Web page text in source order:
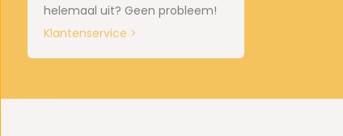
helemaal uit? Geen probleem!
Klantenservice >